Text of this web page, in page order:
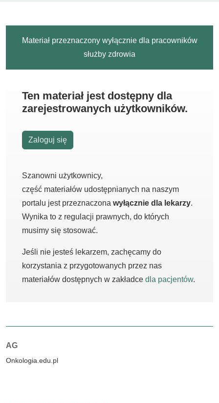
Materiał przeznaczony wyłącznie dla pracowników
służby zdrowia
Ten materiał jest dostępny dla
zarejestrowanych użytkowników.
Zaloguj się
Szanowni użytkownicy,
część materiałów udostępnianych na naszym
portalu jest przeznaczona wyłącznie dla lekarzy.
Wynika to z regulacji prawnych, do których
musimy się stosować.
Jeśli nie jesteś lekarzem, zachęcamy do
korzystania z przygotowanych przez nas
materiałów dostępnych w zakładce dla pacjentów.
Autorzy:
AG
Onkologia.edu.pl